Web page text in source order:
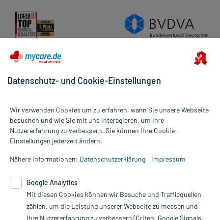
Alle Preise gelten inkl. MwSt., ggf. zzgl. Versandkosten
Informationen auf dieser Website werden ausschließlich für
die Untersuchung und Behandlung durch einen Arzt. Bitte
Therapien eingeleitet werden können. | Diese Webseite benutzt
Google Analytics. Lesen Sie bitte dazu die wichtigen Hinweise in
unserer Datenschutzerklärung. Für den Widerruf einer Bestellung
nutzen Sie das Formular:
Datenschutz- und Cookie-Einstellungen
Wir verwenden Cookies um zu erfahren, wann Sie unsere Webseite
besuchen und wie Sie mit uns interagieren, um Ihre
Nutzererfahrung zu verbessern. Sie können Ihre Cookie-
Einstellungen jederzeit ändern.
Nähere Informationen: Datenschutzerklärung Impressum
Google Analytics
Mit diesen Cookies können wir Besuche und Trafficquellen
zählen, um die Leistung unserer Webseite zu messen und
Ihre Nutzererfahrung zu verbessern (Criteo, Google Signals,